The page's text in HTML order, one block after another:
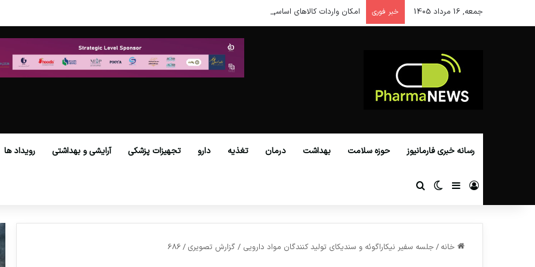
جمعه, 16 مرداد 1405 خبر فوری امکان واردات کالاهای اساسی از گمرکات همه استان‌ها فراهم شد.
رسانه خبری فارمانیوز حوزه سلامت بهداشت درمان تغذیه دارو تجهیزات پزشکی آرایشی و بهداشتی رویداد ها
ورود سایدبارتغییر پوسته
خانه / جلسه سفیر نیکاراگوئه و سندیکای تولید کنندگان مواد دارویی / گزارش تصویری /
686